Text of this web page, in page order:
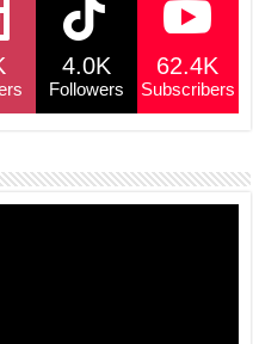
4.0K
Followers
62.4K
Subscribers